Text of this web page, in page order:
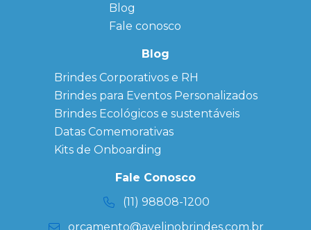
Personalizado
personalizados
Brindes
Corporativos
Copos Térmicos
Personalizados
Datas Especiais
Ecobag
Personalizada
Kits
Blog
Fale conosco
Blog
Brindes Corporativos e RH
Brindes para Eventos Personalizados
Brindes Ecológicos e sustentáveis
Datas Comemorativas
Kits de Onboarding
Fale Conosco
(11) 98808-1200
orcamento@avelinobrindes.com.br